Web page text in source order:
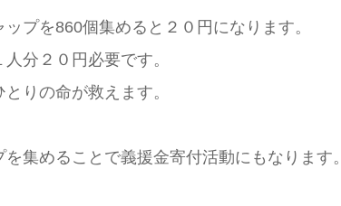
プを860個集めると２０円になります。
分２０円必要です。
りの命が救えます。
集めることで義援金寄付活動にもなります。